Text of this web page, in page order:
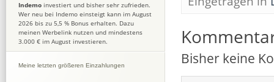
Bisher keine
Indemo investiert und bisher sehr zufrieden.
Wer neu bei Indemo einsteigt kann im August
2026 bis zu 5,5 % Bonus erhalten. Dazu
meinen Werbelink nutzen und mindestens
3.000 € im August investieren.
Meine letzten größeren Einzahlungen